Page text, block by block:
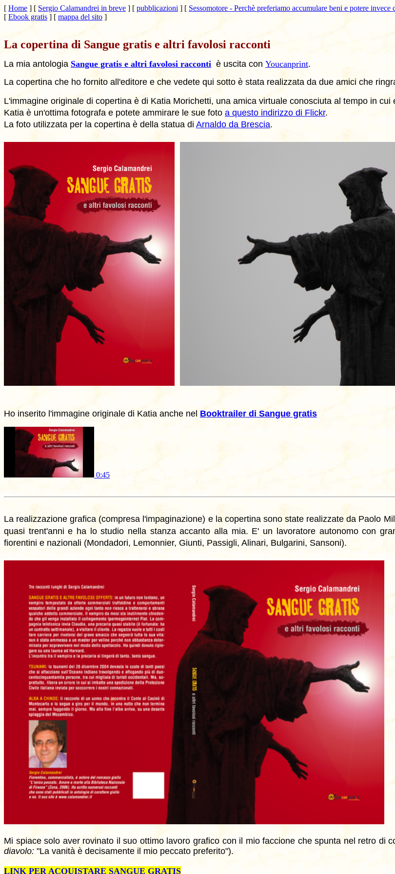
[ Home ] [ Sergio Calamandrei in breve ] [ pubblicazioni ] [ Sessomotore - Perchè preferiamo accumulare beni e potere invece
[ Ebook gratis ] [ mappa del sito ]
La copertina di Sangue gratis e altri favolosi racconti
La mia antologia Sangue gratis e altri favolosi racconti è uscita con Youcanprint.
La copertina che ho fornito all'editore e che vedete qui sotto è stata realizzata da due amici che
L'immagine originale di copertina è di Katia Morichetti, una amica virtuale conosciuta al tempo in
Katia è un'ottima fotografa e potete ammirare le sue foto a questo indirizzo di Flickr.
La foto utilizzata per la copertina è della statua di Arnaldo da Brescia.
Ho inserito l'immagine originale di Katia anche nel Booktrailer di Sangue gratis
0:45
La realizzazione grafica (compresa l'impaginazione) e la copertina sono state realizzate da Paolo
quasi trent'anni e ha lo studio nella stanza accanto alla mia. E' un lavoratore autonomo con
fiorentini e nazionali (Mondadori, Lemonnier, Giunti, Passigli, Alinari, Bulgarini, Sansoni).
Mi spiace solo aver rovinato il suo ottimo lavoro grafico con il mio faccione che spunta nel retro di
diavolo: "La vanità è decisamente il mio peccato preferito").
LINK PER ACQUISTARE SANGUE GRATIS